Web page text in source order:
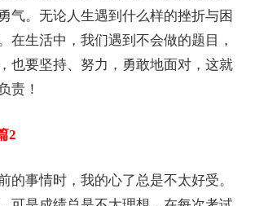
气。无论人生遇到什么样的挫折与困
在生活中，我们遇到不会做的题目，
也要坚持、努力，勇敢地面对，这就
责！
2
事情时，我的心了总是不太好受。